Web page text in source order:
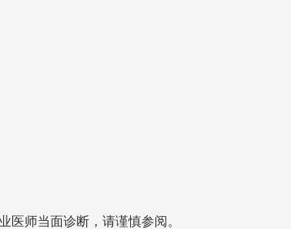
医师当面诊断，请谨慎参阅。